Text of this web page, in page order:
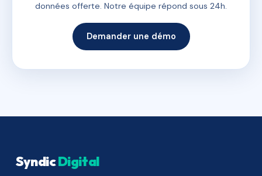
données offerte. Notre équipe répond sous 24h.
Demander une démo
SyndicDigital